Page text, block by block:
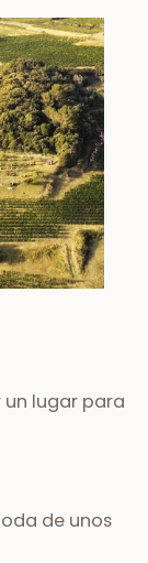
un lugar para
de unos